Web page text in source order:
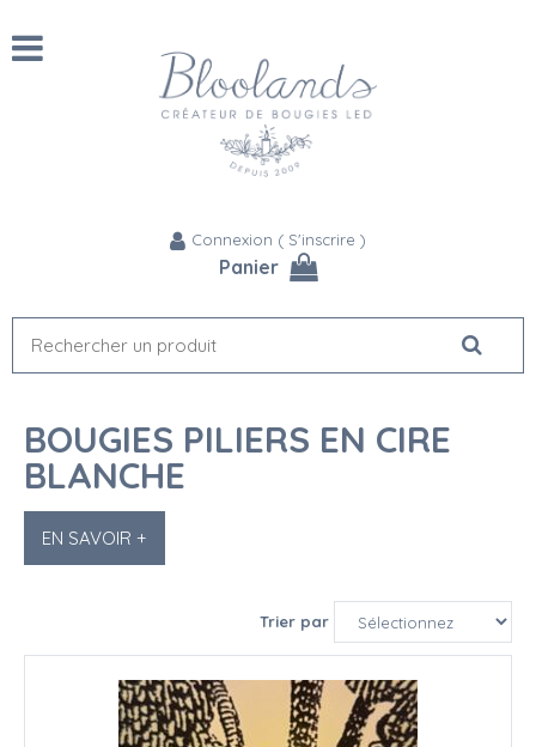
Connexion ( S'inscrire )
Panier
BOUGIES PILIERS EN CIRE
BLANCHE
EN SAVOIR +
Trier par